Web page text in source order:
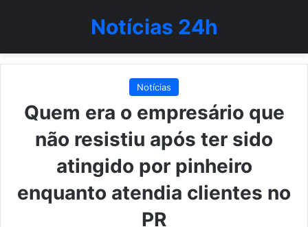
Notícias 24h
Notícias
Quem era o empresário que
não resistiu após ter sido
atingido por pinheiro
enquanto atendia clientes no
PR